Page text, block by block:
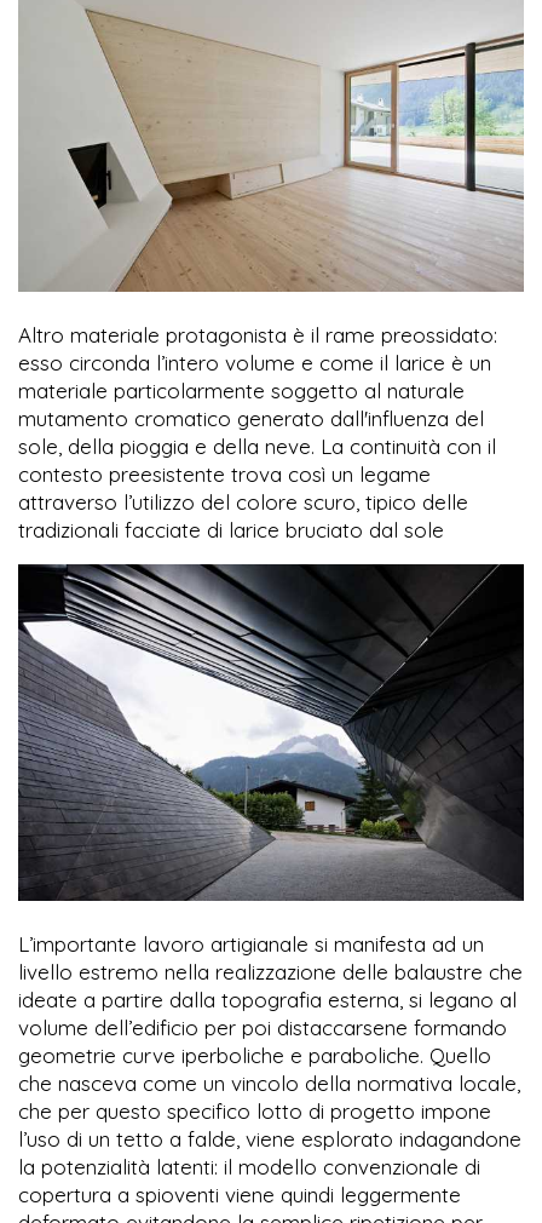
Altro materiale protagonista è il rame preossidato:
esso circonda l’intero volume e come il larice è un
materiale particolarmente soggetto al naturale
mutamento cromatico generato dall'influenza del
sole, della pioggia e della neve. La continuità con il
contesto preesistente trova così un legame
attraverso l’utilizzo del colore scuro, tipico delle
tradizionali facciate di larice bruciato dal sole
L’importante lavoro artigianale si manifesta ad un
livello estremo nella realizzazione delle balaustre che
ideate a partire dalla topografia esterna, si legano al
volume dell’edificio per poi distaccarsene formando
geometrie curve iperboliche e paraboliche. Quello
che nasceva come un vincolo della normativa locale,
che per questo specifico lotto di progetto impone
l’uso di un tetto a falde, viene esplorato indagandone
la potenzialità latenti: il modello convenzionale di
copertura a spioventi viene quindi leggermente